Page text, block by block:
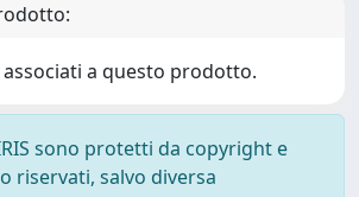
a questo prodotto.
sono protetti da copyright e
riservati, salvo diversa